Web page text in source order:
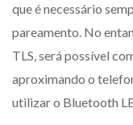
que é necessário
pareamento. No
TLS, será possível
aproximando o
utilizar o Bluetooth